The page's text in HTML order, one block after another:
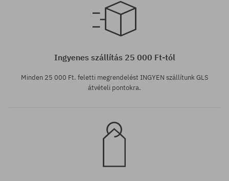
Elérhető méretek:
Ingyenes szállítás 25 000 Ft-tól
Minden 25 000 Ft. feletti megrendelést INGYEN szállítunk GLS
átvételi pontokra.